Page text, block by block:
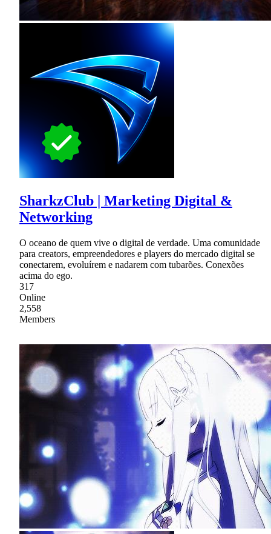
SharkzClub | Marketing Digital &
Networking
O oceano de quem vive o digital de verdade. Uma comunidade
para creators, empreendedores e players do mercado digital se
conectarem, evoluírem e nadarem com tubarões. Conexões
acima do ego.
317
Online
2,558
Members